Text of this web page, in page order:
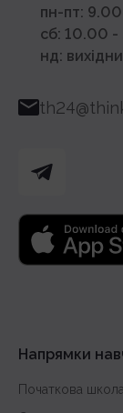
пн-пт:
сб: 10.00
нд:
Напрямки
Початкова школа